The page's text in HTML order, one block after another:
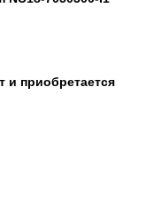
и приобретается